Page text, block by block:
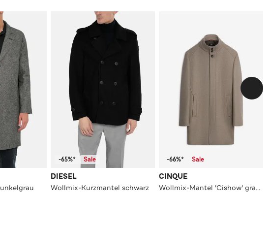
-65%* Sale
DIESEL
Wollmix-Kurzmantel schwarz
-66%* Sale
CINQUE
Wollmix-Mantel 'Cishow' graubraun